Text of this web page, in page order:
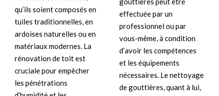
qu’ils soient composés en
tuiles traditionnelles, en
ardoises naturelles ou en
matériaux modernes. La
rénovation de toit est
cruciale pour empêcher
les pénétrations
effectuée par un
professionnel ou par
vous-même, à condition
d’avoir les compétences
et les équipements
nécessaires. Le nettoyage
de gouttières, quant à lui,